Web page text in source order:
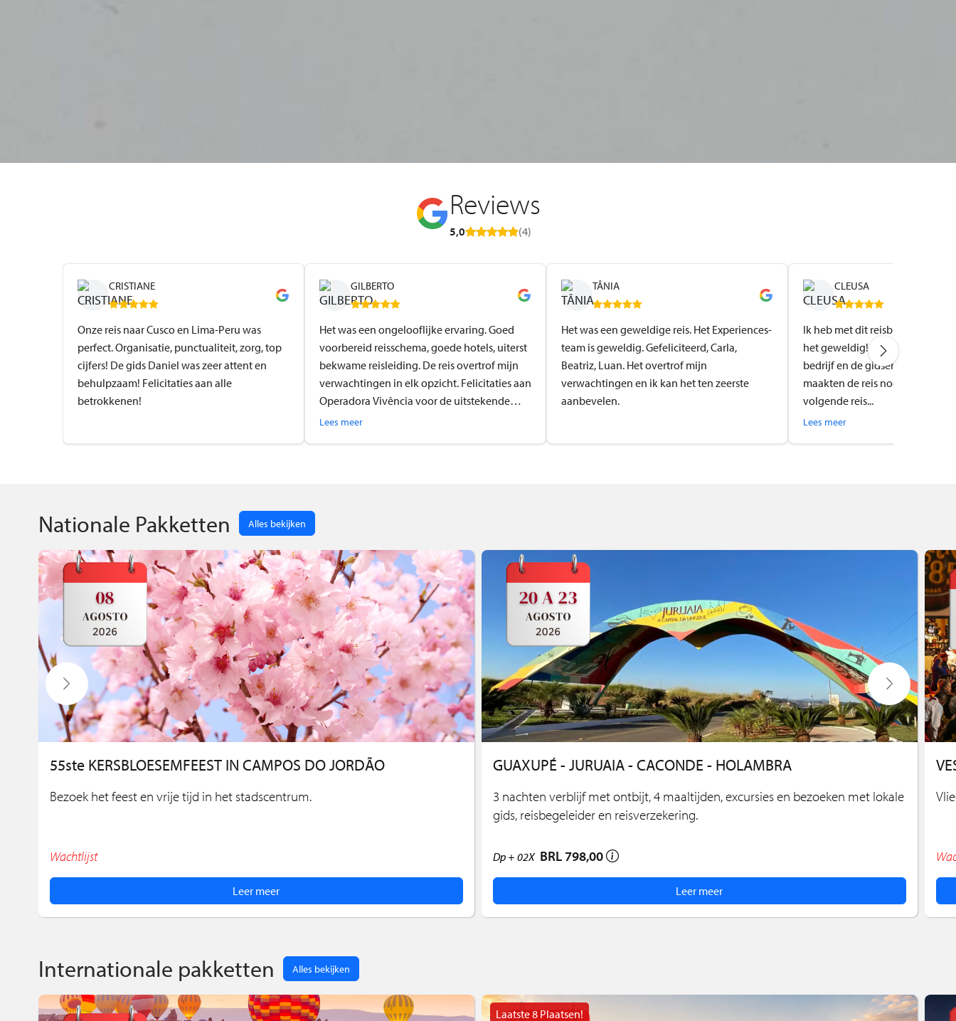
Reviews
5,0 (4)
CRISTIANE
Onze reis naar Cusco en Lima-Peru was
perfect. Organisatie, punctualiteit, zorg, top
cijfers! De gids Daniel was zeer attent en
behulpzaam! Felicitaties aan alle
betrokkenen!
GILBERTO
Het was een ongelooflijke ervaring. Goed
voorbereid reisschema, goede hotels, uiterst
bekwame reisleiding. De reis overtrof mijn
verwachtingen in elk opzicht. Felicitaties aan
Operadora Vivência voor de uitstekende
service.
Lees meer
TÂNIA
Het was een geweldige reis. Het Experiences-
team is geweldig. Gefeliciteerd, Carla,
Beatriz, Luan. Het overtrof mijn
verwachtingen en ik kan het ten zeerste
aanbevelen.
CLEUSA
Ik heb met dit reisbureau
het geweldig! Ik raad het ten
bedrijf en de gidsen zijn zeer
maakten de reis nog
volgende reis...
Lees meer
Nationale Pakketten Alles bekijken
55ste KERSBLOESEMFEEST IN CAMPOS DO JORDÃO
Bezoek het feest en vrije tijd in het stadscentrum.
Wachtlijst
Leer meer
GUAXUPÉ - JURUAIA - CACONDE - HOLAMBRA
3 nachten verblijf met ontbijt, 4 maaltijden, excursies en bezoeken met lokale
gids, reisbegeleider en reisverzekering.
Dp + 02X BRL 798,00
Leer meer
Internationale pakketten Alles bekijken
Laatste 8 Plaatsen!